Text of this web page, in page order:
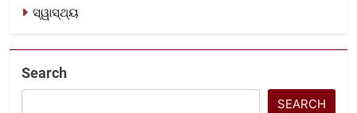
ସ୍ୱାସ୍ଥ୍ୟ
Search
SEARCH